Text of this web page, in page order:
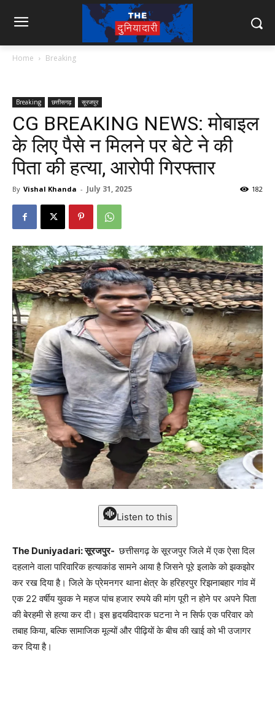
Home Breaking
Breaking छत्तीसगढ़ सूरजपुर
CG BREAKING NEWS: मोबाइल
के लिए पैसे न मिलने पर बेटे ने की
पिता की हत्या, आरोपी गिरफ्तार
By Vishal Khanda - July 31, 2025 182
Listen to this
The Duniyadari: सूरजपुर- छत्तीसगढ़ के सूरजपुर जिले में एक ऐसा दिल
दहलाने वाला पारिवारिक हत्याकांड सामने आया है जिसने पूरे इलाके को झकझोर
कर रख दिया है। जिले के प्रेमनगर थाना क्षेत्र के हरिहरपुर रिझनाबहार गांव में
एक 22 वर्षीय युवक ने महज पांच हजार रुपये की मांग पूरी न होने पर अपने पिता
की बेरहमी से हत्या कर दी। इस हृदयविदारक घटना ने न सिर्फ एक परिवार को
तबाह किया, बल्कि सामाजिक मूल्यों और पीढ़ियों के बीच की खाई को भी उजागर
कर दिया है।